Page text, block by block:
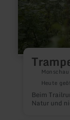
Monschau
Heute
Beim
Natur und